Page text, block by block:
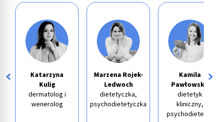
Katarzyna
Kulig
dermatolog i
wenerolog
Marzena Rojek-
Ledwoch
dietetyczka,
psychodietetyczka
Kamila
Pawłowska
dietetyk
kliniczny,
psychodietetyk